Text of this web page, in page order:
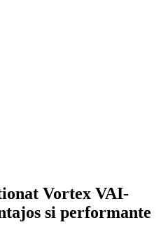
Vortex VAI-
si performante